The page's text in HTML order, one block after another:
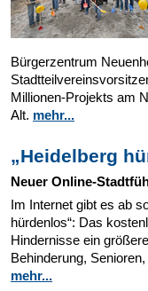
Bürgerzentrum
Millionen-Projekts am
Alt. mehr...
„Heidelberg
Neuer Online-
Im Internet gibt es ab
hürdenlos“: Das
Hindernisse ein
Behinderung,
mehr...